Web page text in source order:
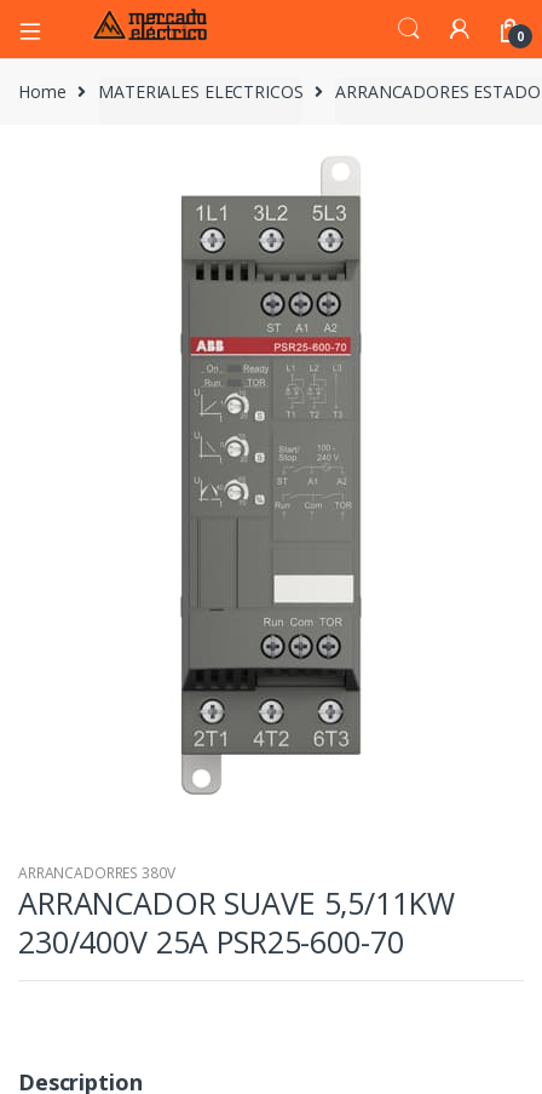
0
Home MATERIALES ELECTRICOS ARRANCADORES
ARRANCADORRES 380V
ARRANCADOR SUAVE 5,5/11KW
230/400V 25A PSR25-600-70
Description